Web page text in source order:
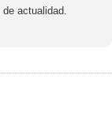
actualidad.